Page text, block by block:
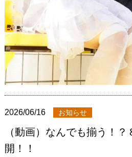
2026/06/16 お知らせ
（動画）なんでも揃う！
開！！